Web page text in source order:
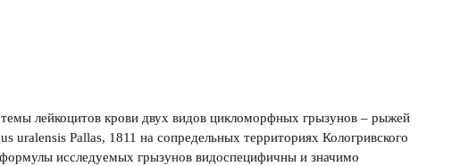
лейкоцитов крови двух видов цикломорфных грызунов – рыжей
Pallas, 1811 на сопредельных территориях Кологривского
исследуемых грызунов видоспецифичны и значимо